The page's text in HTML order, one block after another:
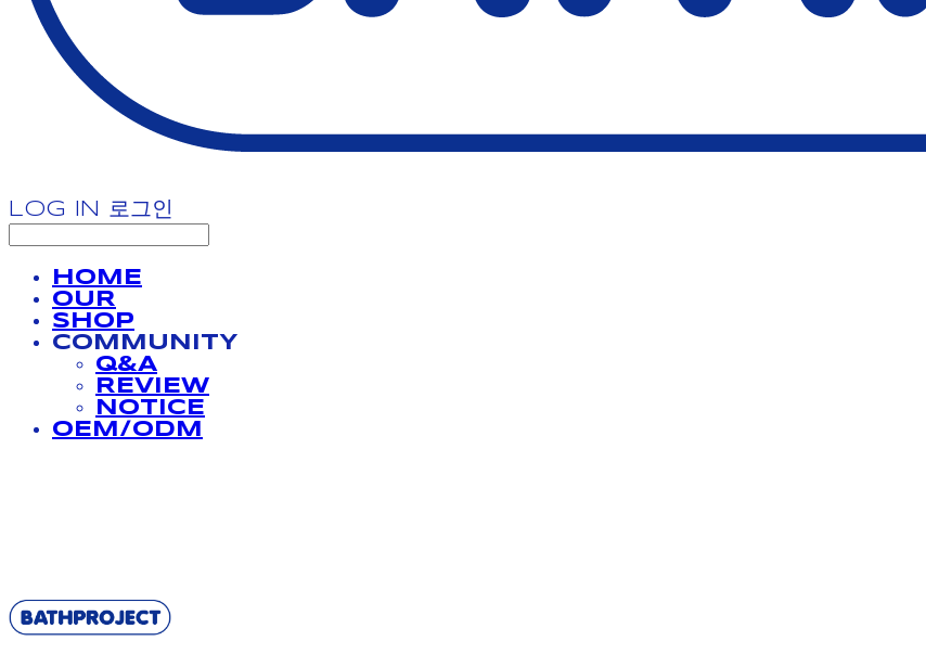
LOG IN 로그인
HOME
OUR
SHOP
COMMUNITY
Q&A
REVIEW
NOTICE
OEM/ODM